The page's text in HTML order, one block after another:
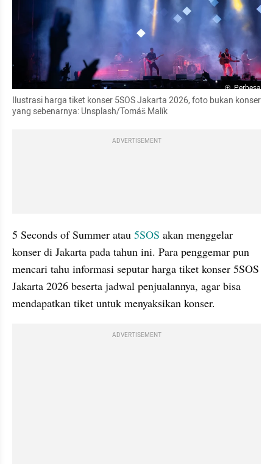
Perbesar
Ilustrasi harga tiket konser 5SOS Jakarta 2026, foto bukan konser
yang sebenarnya: Unsplash/Tomáš Malík
ADVERTISEMENT
5 Seconds of Summer atau 5SOS akan menggelar
konser di Jakarta pada tahun ini. Para penggemar pun
mencari tahu informasi seputar harga tiket konser 5SOS
Jakarta 2026 beserta jadwal penjualannya, agar bisa
mendapatkan tiket untuk menyaksikan konser.
ADVERTISEMENT